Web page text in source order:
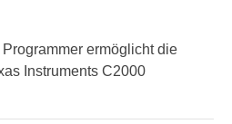
ermöglicht die
Instruments C2000